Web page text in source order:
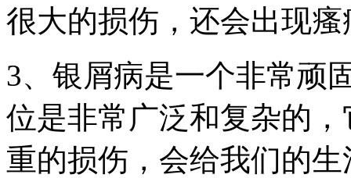
很大的损伤，还会出现
3、银屑病是一个非常顽
位是非常广泛和复杂的
重的损伤，会给我们的